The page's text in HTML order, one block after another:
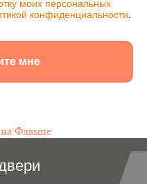
моих персональных
конфиденциальности
мне
Флампе